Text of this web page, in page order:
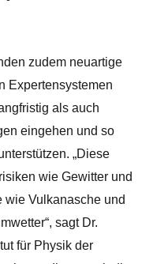
zudem neuartige
Expertensystemen
als auch
eingehen und so
„Diese
wie Gewitter und
wie Vulkanasche und
sagt Dr.
für Physik der